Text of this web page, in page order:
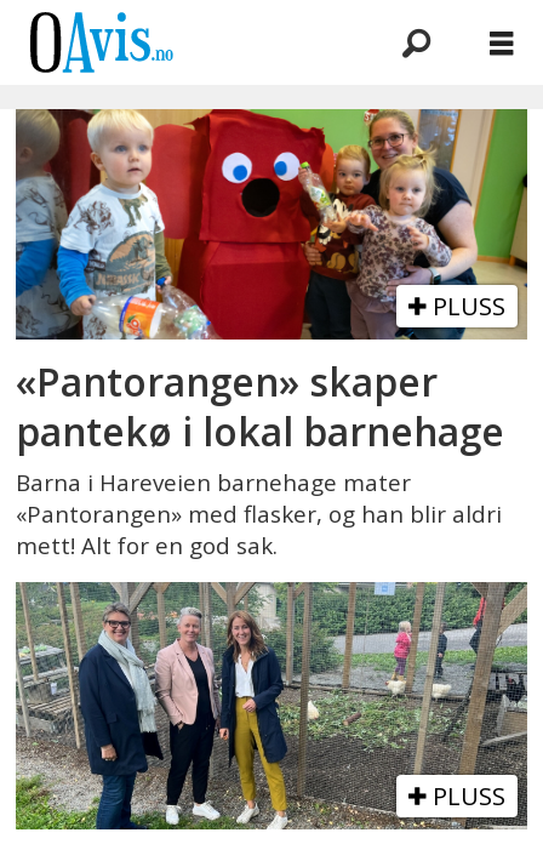
Emne:
hareveien
barnehage
PLUSS
«Pantorangen» skaper
pantekø i lokal barnehage
Barna i Hareveien barnehage mater
«Pantorangen» med flasker, og han blir aldri
mett! Alt for en god sak.
PLUSS